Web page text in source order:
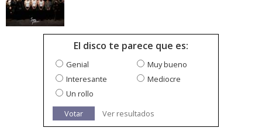
El disco te parece que es:
Genial
Muy bueno
Interesante
Mediocre
Un rollo
Votar
Ver resultados